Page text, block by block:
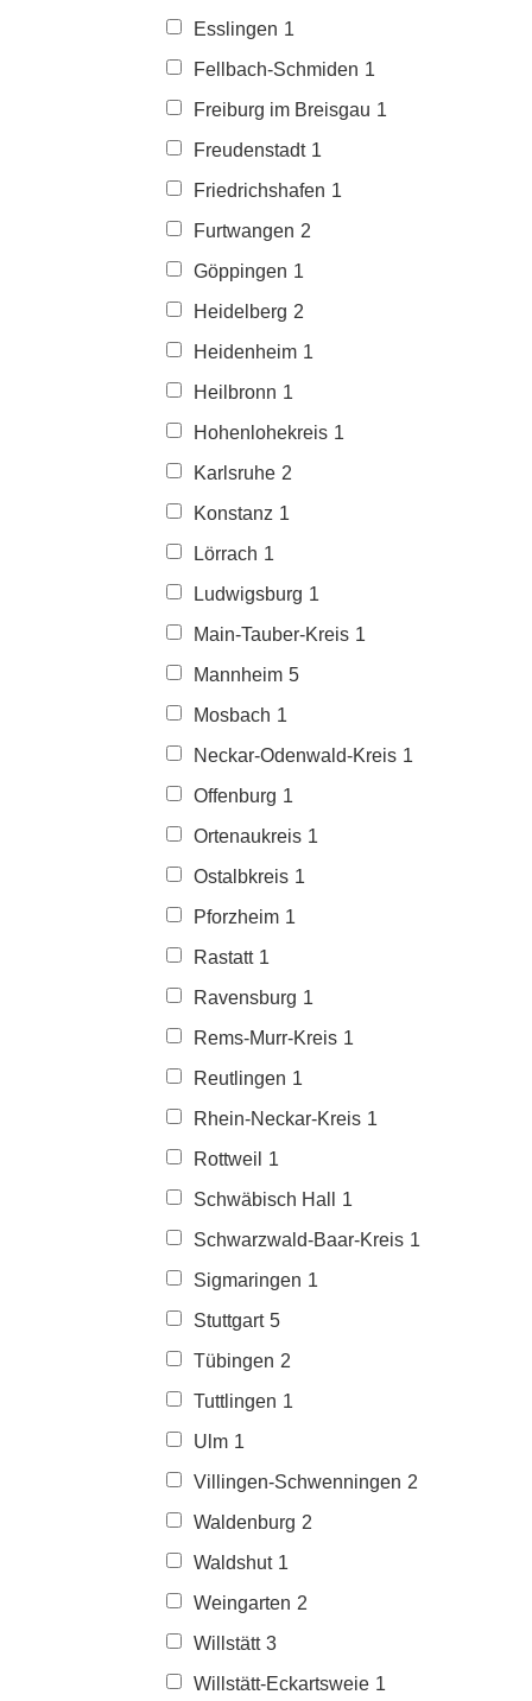
Esslingen 1
Fellbach-Schmiden 1
Freiburg im Breisgau 1
Freudenstadt 1
Friedrichshafen 1
Furtwangen 2
Göppingen 1
Heidelberg 2
Heidenheim 1
Heilbronn 1
Hohenlohekreis 1
Karlsruhe 2
Konstanz 1
Lörrach 1
Ludwigsburg 1
Main-Tauber-Kreis 1
Mannheim 5
Mosbach 1
Neckar-Odenwald-Kreis 1
Offenburg 1
Ortenaukreis 1
Ostalbkreis 1
Pforzheim 1
Rastatt 1
Ravensburg 1
Rems-Murr-Kreis 1
Reutlingen 1
Rhein-Neckar-Kreis 1
Rottweil
1
Schwäbisch Hall
1
Schwarzwald-Baar-Kreis 1
Sigmaringen 1
Stuttgart 5
Tübingen 2
Tuttlingen 1
Ulm 1
Villingen-Schwenningen 2
Waldenburg 2
Waldshut 1
Weingarten 2
Willstätt 3
Willstätt-Eckartsweie 1